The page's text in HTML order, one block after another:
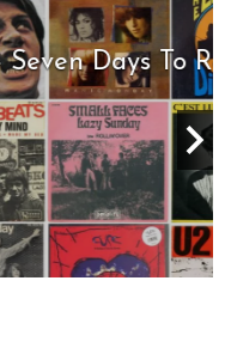
To Rock !!!